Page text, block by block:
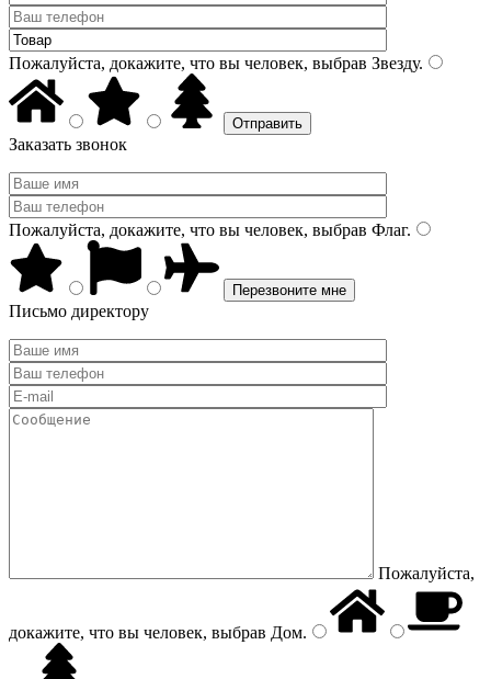
Пожалуйста, докажите, что вы человек, выбрав Звезду.
Заказать звонок
Пожалуйста, докажите, что вы человек, выбрав Флаг.
Письмо директору
Пожалуйста,
докажите, что вы человек, выбрав Дом.